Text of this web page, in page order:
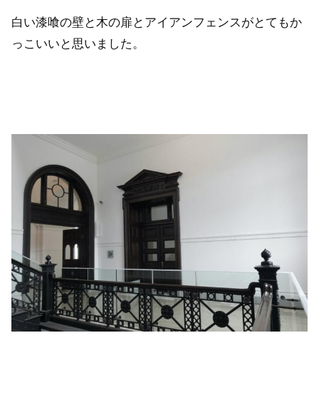
白い漆喰の壁と木の扉とアイアンフェンスがとてもか
っこいいと思いました。